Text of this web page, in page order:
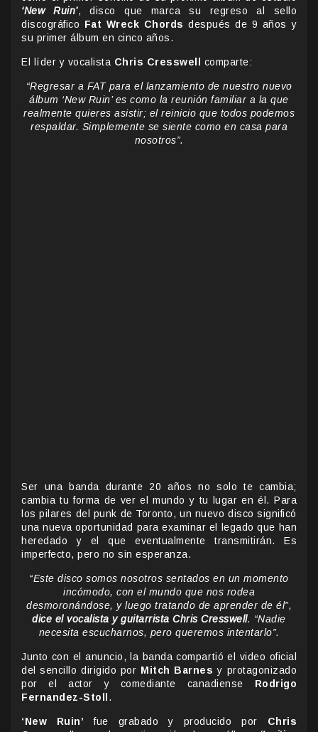
‘New Ruin’, disco que marca su regreso al sello
discográfico Fat Wreck Chordsdespués de 9 años y
su primer álbum en cinco años.
El líder y vocalista Chris Cresswell comparte:
“Regresar a FAT para el lanzamiento de nuestro nuevo
álbum ‘New Ruin’ es como la reunión familiar a la que
realmente quieres asistir; el reinicio que todos podemos
respaldar. Simplemente se siente como en casa para
nosotros”.
Ser una banda durante 20 años no solo te cambia;
cambia tu forma de ver el mundo y tu lugar en él. Para
los pilares del punk de Toronto, un nuevo disco significó
una nueva oportunidad para examinar el legado que han
heredado y el que eventualmente transmitirán. Es
imperfecto, pero no sin esperanza.
“Este disco somos nosotros sentados en un momento
incómodo, con el mundo que nos rodea
desmoronándose, y luego tratando de aprender de él”,
dice el vocalista y guitarrista Chris Cresswell. “Nadie
necesita escucharnos, pero queremos intentarlo”.
Junto con el anuncio, la banda compartió el video oficial
del sencillo dirigido por Mitch Barnes y protagonizado
por el actor y comediante canadiense Rodrigo
Fernandez-Stoll .
‘New Ruin’ fue grabado y producido por Chris